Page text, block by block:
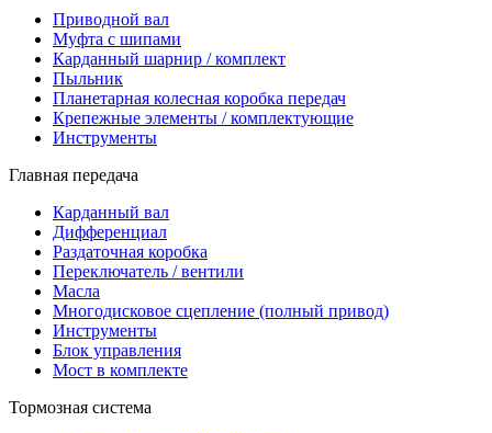
Приводной вал
Муфта с шипами
Карданный шарнир / комплект
Пыльник
Планетарная колесная коробка передач
Крепежные элементы / комплектующие
Инструменты
Главная передача
Карданный вал
Дифференциал
Раздаточная коробка
Переключатель / вентили
Масла
Многодисковое сцепление (полный привод)
Инструменты
Блок управления
Мост в комплекте
Тормозная система